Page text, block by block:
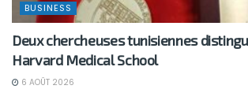
BUSINESS
Deux chercheuses tunisiennes
Harvard Medical School
6 AOÛT 2026